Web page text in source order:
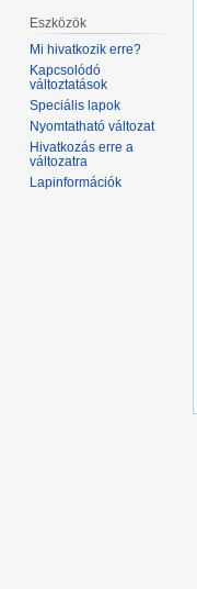
Eszközök
Mi hivatkozik erre?
Kapcsolódó
változtatások
Speciális lapok
Nyomtatható változat
Hivatkozás erre a
változatra
Lapinformációk